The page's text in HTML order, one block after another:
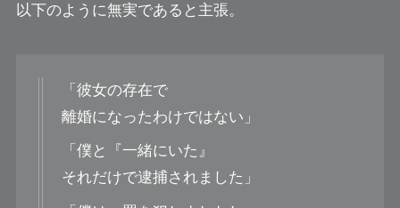
以下のように無実であると主張。
「彼女の存在で
離婚になったわけではない」
「僕と『一緒にいた』
それだけで逮捕されました」